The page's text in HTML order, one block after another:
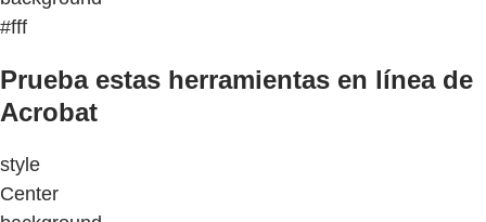
#fff
Prueba estas herramientas en línea de
Acrobat
style
Center